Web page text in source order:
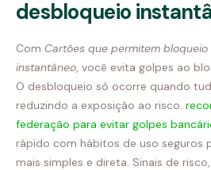
desbloqueio
Com Cartões que permitem
instantâneo, você evita golpes ao
O desbloqueio só ocorre quando
reduzindo a exposição ao risco.
federação para evitar golpes
rápido com hábitos de uso seguros
mais simples e direta. Sinais de